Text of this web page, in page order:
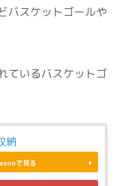
バスケットゴールや
ているバスケットゴ
納
で見る